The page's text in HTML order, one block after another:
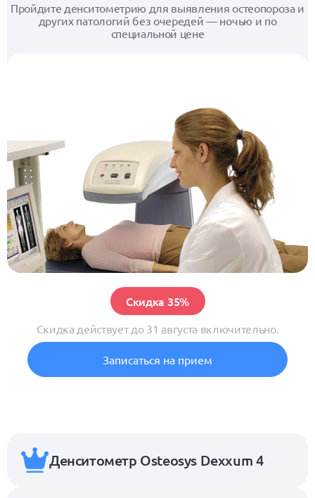
Пройдите денситометрию для выявления остеопороза и
других патологий без очередей — ночью и по
специальной цене
Скидка 35%
Скидка действует до 31 августа включительно.
Записаться на прием
Денситометр Osteosys Dexxum 4